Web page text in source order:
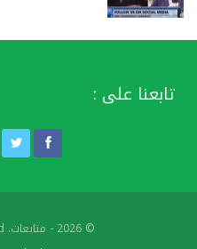
تابعنا على :
© 2026 - متابعات. All Rights Reserved.